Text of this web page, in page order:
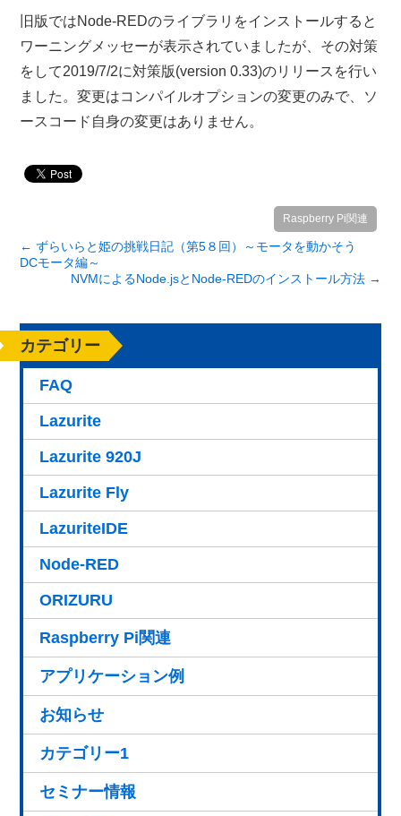
旧版ではNode-REDのライブラリをインストールすると
ワーニングメッセーが表示されていましたが、その対策
をして2019/7/2に対策版(version 0.33)のリリースを行い
ました。変更はコンパイルオプションの変更のみで、ソ
ースコード自身の変更はありません。
Raspberry Pi関連
← ずらいらと姫の挑戦日記（第5８回）～モータを動かそう
DCモータ編～
NVMによるNode.jsとNode-REDのインストール方法 →
カテゴリー
FAQ
Lazurite
Lazurite 920J
Lazurite Fly
LazuriteIDE
Node-RED
ORIZURU
Raspberry Pi関連
アプリケーション例
お知らせ
カテゴリー1
セミナー情報